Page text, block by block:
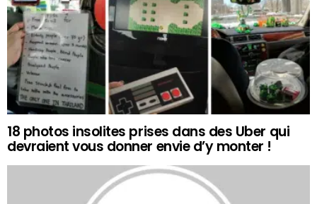
18 photos insolites prises dans des Uber qui
devraient vous donner envie d’y monter !